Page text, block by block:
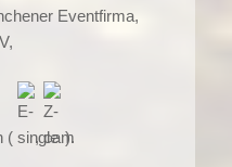
Eventfirma,
( , ).